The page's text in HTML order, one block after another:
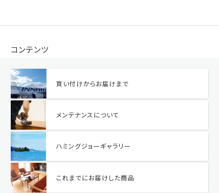
コンテンツ
買い付けからお届けまで
メンテナンスについて
ハミングジョーギャラリー
これまでにお届けした商品